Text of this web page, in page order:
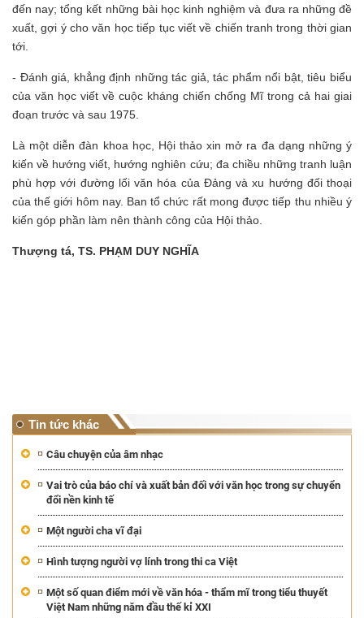
đến nay; tổng kết những bài học kinh nghiệm và đưa ra những đề
xuất, gợi ý cho văn học tiếp tục viết về chiến tranh trong thời gian
tới.
- Đánh giá, khẳng định những tác giả, tác phẩm nổi bật, tiêu biểu
của văn học viết về cuộc kháng chiến chống Mĩ trong cả hai giai
đoạn trước và sau 1975.
Là một diễn đàn khoa học, Hội thảo xin mở ra đa dạng những ý
kiến về hướng viết, hướng nghiên cứu; đa chiều những tranh luận
phù hợp với đường lối văn hóa của Đảng và xu hướng đối thoại
của thế giới hôm nay. Ban tổ chức rất mong được tiếp thu nhiều ý
kiến góp phần làm nên thành công của Hội thảo.
Thượng tá, TS. PHẠM DUY NGHĨA
Tin tức khác
Câu chuyện của âm nhạc
Vai trò của báo chí và xuất bản đối với văn học trong sự chuyển
đổi nền kinh tế
Một người cha vĩ đại
Hình tượng người vợ lính trong thi ca Việt
Một số quan điểm mới về văn hóa - thẩm mĩ trong tiểu thuyết
Việt Nam những năm đầu thế kỉ XXI